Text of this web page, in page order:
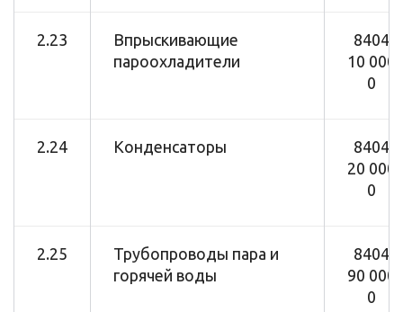
2.23
Впрыскивающие
пароохладители
8404
10 000
0
2.24 Конденсаторы
8404
20 000
0
2.25
Трубопроводы пара и
горячей воды
8404
90 000
0